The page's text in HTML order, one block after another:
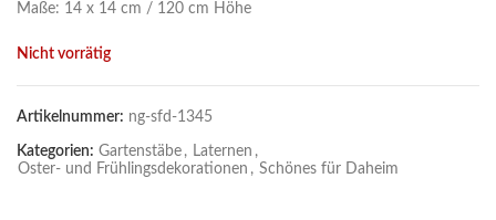
Maße: 14 x 14 cm / 120 cm Höhe
Nicht vorrätig
Artikelnummer: ng-sfd-1345
Kategorien: Gartenstäbe , Laternen ,
Oster- und Frühlingsdekorationen , Schönes für Daheim